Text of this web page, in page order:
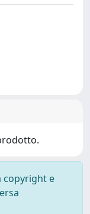
copyright e